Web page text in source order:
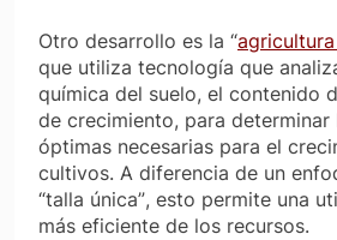
Otro desarrollo es la “
que utiliza tecnología que
química del suelo, el contenido
de crecimiento, para determinar
óptimas necesarias para el
cultivos. A diferencia de un
“talla única”, esto permite una
más eficiente de los recursos.